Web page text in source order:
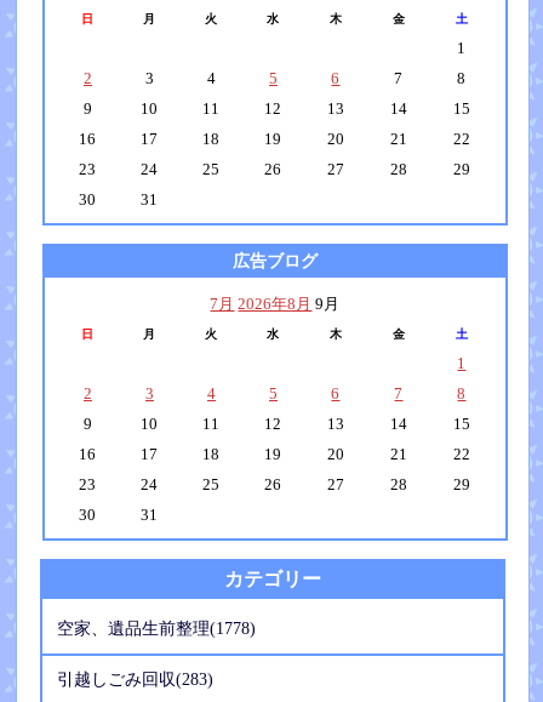
日 月 火 水 木 金 土
1
2
3 4 5 6 7
8
9
10 11 12 13 14
15
16
17 18 19 20 21
22
23
24 25 26 27 28
29
30
31
広告ブログ
7月 2026年8月 9月
日 月 火 水 木 金 土
1
2
3 4 5 6 7
8
9
10 11 12 13 14
15
16
17 18 19 20 21
22
23
24 25 26 27 28
29
30
31
カテゴリー
空家、遺品生前整理(1778)
引越しごみ回収(283)